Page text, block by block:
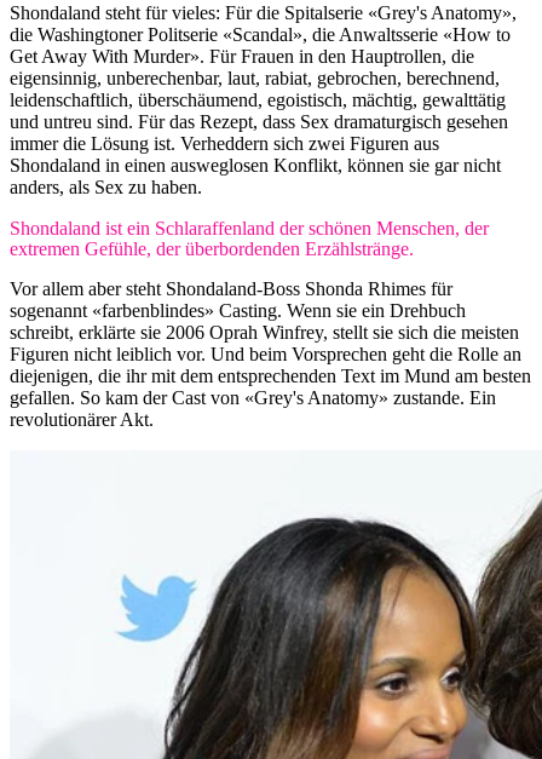
Shondaland steht für vieles: Für die Spitalserie «Grey's Anatomy»,
die Washingtoner Politserie «Scandal», die Anwaltsserie «How to
Get Away With Murder». Für Frauen in den Hauptrollen, die
eigensinnig, unberechenbar, laut, rabiat, gebrochen, berechnend,
leidenschaftlich, überschäumend, egoistisch, mächtig, gewalttätig
und untreu sind. Für das Rezept, dass Sex dramaturgisch gesehen
immer die Lösung ist. Verheddern sich zwei Figuren aus
Shondaland in einen ausweglosen Konflikt, können sie gar nicht
anders, als Sex zu haben.
Shondaland ist ein Schlaraffenland der schönen Menschen, der
extremen Gefühle, der überbordenden Erzählstränge.
Vor allem aber steht Shondaland-Boss Shonda Rhimes für
sogenannt «farbenblindes» Casting. Wenn sie ein Drehbuch
schreibt, erklärte sie 2006 Oprah Winfrey, stellt sie sich die meisten
Figuren nicht leiblich vor. Und beim Vorsprechen geht die Rolle an
diejenigen, die ihr mit dem entsprechenden Text im Mund am besten
gefallen. So kam der Cast von «Grey's Anatomy» zustande. Ein
revolutionärer Akt.